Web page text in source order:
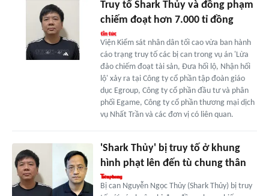
Truy tố Shark Thủy và đồng phạm
chiếm đoạt hơn 7.000 tỉ đồng
Viện Kiểm sát nhân dân tối cao vừa ban hành
cáo trạng truy tố các bị can trong vụ án 'Lừa
đảo chiếm đoạt tài sản, Đưa hối lộ, Nhận hối
lộ' xảy ra tại Công ty cổ phần tập đoàn giáo
dục Egroup, Công ty cổ phần đầu tư và phân
phối Egame, Công ty cổ phần thương mại dịch
vụ Nhất Trần và các đơn vị có liên quan.
'Shark Thủy' bị truy tố ở khung
hình phạt lên đến tù chung thân
Bị can Nguyễn Ngọc Thủy (Shark Thủy) bị truy